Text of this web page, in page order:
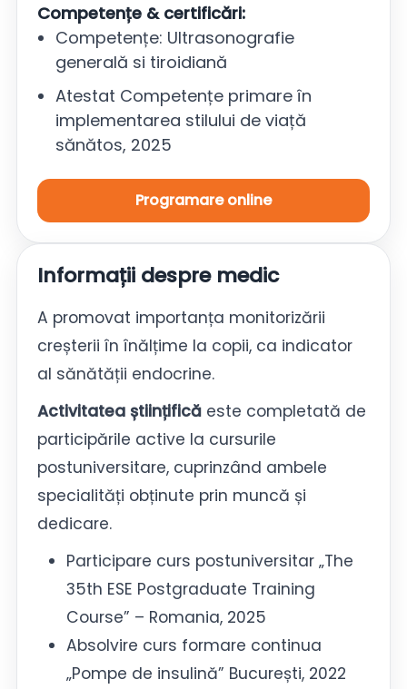
Competențe & certificări:
Competențe: Ultrasonografie
generală si tiroidiană
Atestat Competențe primare în
implementarea stilului de viață
sănătos, 2025
Programare online
Informații despre medic
A promovat importanța monitorizării
creșterii în înălțime la copii, ca indicator
al sănătății endocrine.
Activitatea științifică este completată de
participările active la cursurile
postuniversitare, cuprinzând ambele
specialități obținute prin muncă și
dedicare.
Participare curs postuniversitar „The
35th ESE Postgraduate Training
Course” – Romania, 2025
Absolvire curs formare continua
„Pompe de insulină” București, 2022